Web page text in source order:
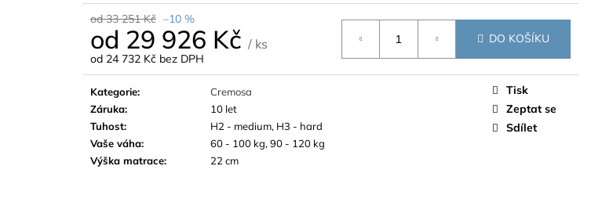
od 33 251 Kč –10 %
od 29 926 Kč / ks
od 24 732 Kč bez DPH
Měrná
cena:
DO KOŠÍKU
Kategorie:
Cremosa
Záruka:
10 let
Tuhost:
H2 - medium, H3 - hard
Vaše váha:
60 - 100 kg, 90 - 120 kg
Výška matrace: 22 cm
Tisk
Zeptat se
Sdílet